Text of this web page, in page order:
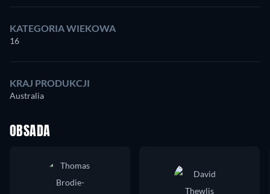
KATEGORIA WIEKOWA
16
KRAJ PRODUKCJI
Australia
OBSADA